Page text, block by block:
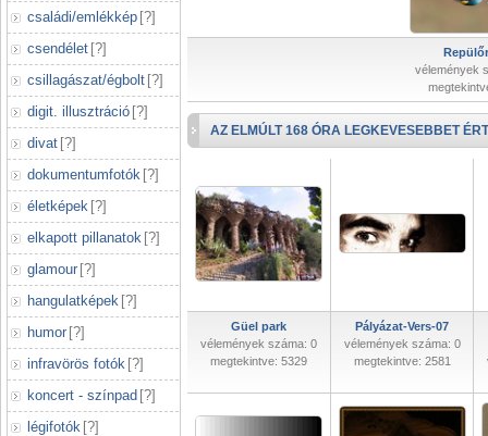
családi/emlékkép [?]
csendélet [?]
csillagászat/égbolt [?]
digit. illusztráció [?]
divat [?]
dokumentumfotók [?]
életképek [?]
elkapott pillanatok [?]
glamour [?]
hangulatképek [?]
humor [?]
infravörös fotók [?]
koncert - színpad [?]
légifotók [?]
vélemények
AZ ELMÚLT 168 ÓRA LEGKEVESEBBET
Güel park
vélemények száma: 0
megtekintve: 5329
Pályázat-Vers-07
vélemények száma: 0
megtekintve: 2581